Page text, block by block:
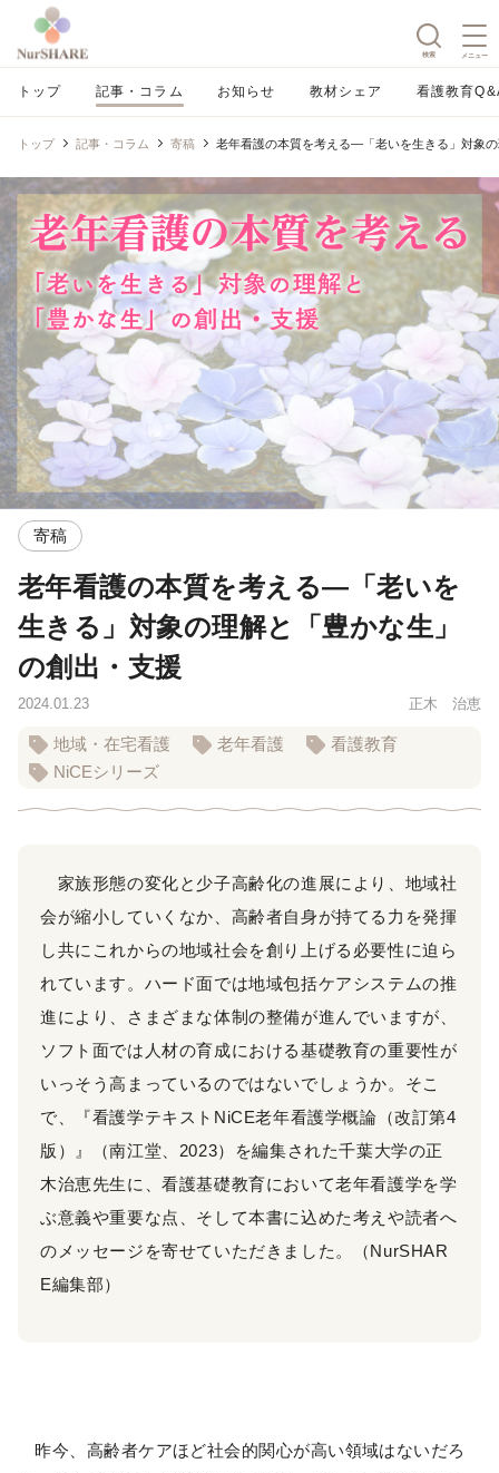
検索 メニュー
トップ 記事・コラム お知らせ 教材シェア 看護教育
トップ 記事・コラム 寄稿 老年看護の本質を考える―「老いを生きる」対象
寄稿
老年看護の本質を考える―「老いを
生きる」対象の理解と「豊かな生」
の創出・支援
2024.01.23 正木 治恵
地域・在宅看護 老年看護
看護教育
NiCEシリーズ
家族形態の変化と少子高齢化の進展により、地域社
会が縮小していくなか、高齢者自身が持てる力を発揮
し共にこれからの地域社会を創り上げる必要性に迫ら
れています。ハード面では地域包括ケアシステムの推
進により、さまざまな体制の整備が進んでいますが、
ソフト面では人材の育成における基礎教育の重要性が
いっそう高まっているのではないでしょうか。そこ
で、『看護学テキストNiCE老年看護学概論（改訂第4
版）』（南江堂、2023）を編集された千葉大学の正
木治恵先生に、看護基礎教育において老年看護学を学
ぶ意義や重要な点、そして本書に込めた考えや読者へ
のメッセージを寄せていただきました。（NurSHAR
E編集部）
昨今、高齢者ケアほど社会的関心が高い領域はないだろ